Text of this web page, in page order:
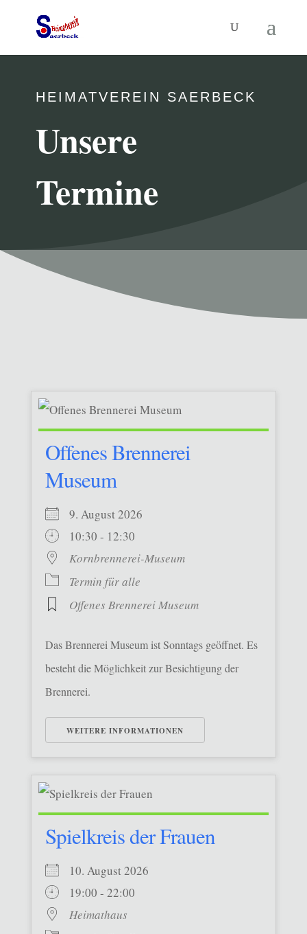
HEIMATVEREIN SAERBECK
Unsere
Termine
Offenes Brennerei
Museum
9. August 2026
10:30 - 12:30
Kornbrennerei-Museum
Termin für alle
Offenes Brennerei Museum
Das Brennerei Museum ist Sonntags geöffnet. Es
besteht die Möglichkeit zur Besichtigung der
Brennerei.
WEITERE INFORMATIONEN
Spielkreis der Frauen
10. August 2026
19:00 - 22:00
Heimathaus